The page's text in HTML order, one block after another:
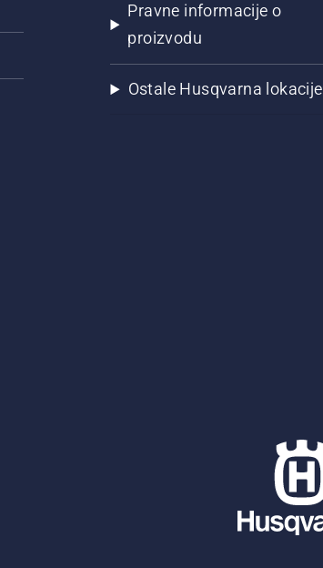
Pravne informacije o
proizvodu
Ostale Husqvarna lokacije